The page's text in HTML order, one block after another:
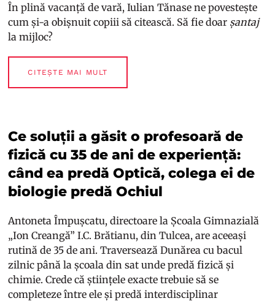
În plină vacanță de vară, Iulian Tănase ne povestește
cum și-a obișnuit copiii să citească. Să fie doar șantaj
la mijloc?
CITEȘTE MAI MULT
Ce soluții a găsit o profesoară de
fizică cu 35 de ani de experiență:
când ea predă Optică, colega ei de
biologie predă Ochiul
Antoneta Împușcatu, directoare la Școala Gimnazială
„Ion Creangă” I.C. Brătianu, din Tulcea, are aceeași
rutină de 35 de ani. Traversează Dunărea cu bacul
zilnic până la școala din sat unde predă fizică și
chimie. Crede că științele exacte trebuie să se
completeze între ele și predă interdisciplinar